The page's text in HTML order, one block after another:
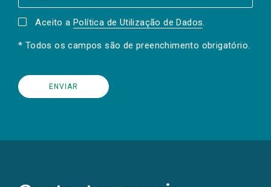
Aceito a Política de Utilização de Dados.
* Todos os campos são de preenchimento obrigatório.